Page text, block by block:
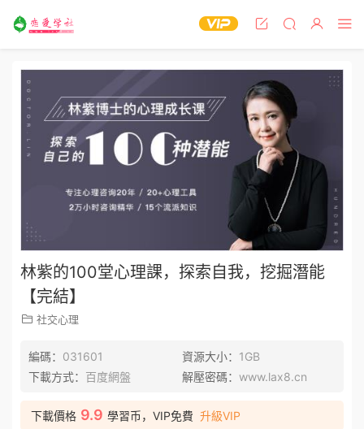
林紫的100堂心理課，探索自我，挖掘潛能
【完結】
社交心理
編碼： 031601 資源大小： 1GB
下載方式： 百度網盤 解壓密碼： www.lax8.cn
下載價格 9.9 學習币，VIP免費 升級VIP